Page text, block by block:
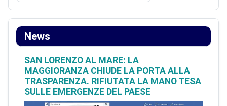
News
SAN LORENZO AL MARE: LA
MAGGIORANZA CHIUDE LA PORTA ALLA
TRASPARENZA. RIFIUTATA LA MANO TESA
SULLE EMERGENZE DEL PAESE